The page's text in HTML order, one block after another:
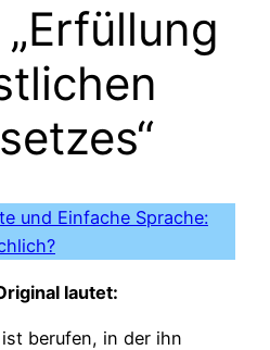
und Einfache Sprache:
lautet:
ist berufen, in der ihn